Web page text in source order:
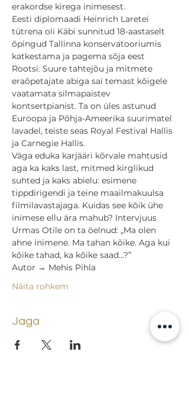
erakordse kirega inimesest.
Eesti diplomaadi Heinrich Laretei
tütrena oli Käbi sunnitud 18-aastaselt
õpingud Tallinna konservatooriumis
katkestama ja pagema sõja eest
Rootsi. Suure tahtejõu ja mitmete
eraõpetajate abiga sai temast kõigele
vaatamata silmapaistev
kontsertpianist. Ta on üles astunud
Euroopa ja Põhja-Ameerika suurimatel
lavadel, teiste seas Royal Festival Hallis
ja Carnegie Hallis.
Väga eduka karjääri kõrvale mahtusid
aga ka kaks last, mitmed kirglikud
suhted ja kaks abielu: esimene
tippdirigendi ja teine maailmakuulsa
filmilavastajaga. Kuidas see kõik ühe
inimese ellu ära mahub? Intervjuus
Urmas Otile on ta öelnud: „Ma olen
ahne inimene. Ma tahan kõike. Aga kui
kõike tahad, ka kõike saad…?”
Autor → Mehis Pihla
Näita rohkem
Jaga